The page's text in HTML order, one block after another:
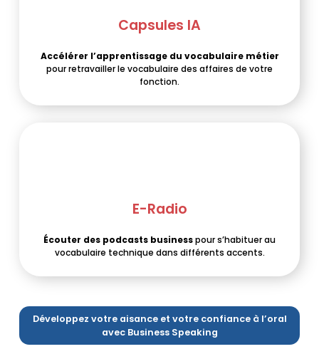
Capsules IA
Accélérer l’apprentissage du vocabulaire métier
pour retravailler le vocabulaire des affaires de votre
fonction.
E-Radio
Écouter des podcasts businesspour s’habituer au
vocabulaire technique dans différents accents.
Développez votre aisance et votre confiance à l’oral
avec Business Speaking